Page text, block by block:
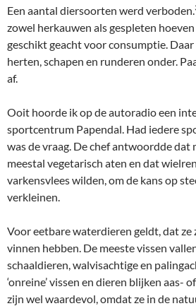
Een aantal diersoorten werd verboden.
zowel herkauwen als gespleten
geschikt geacht voor consumptie.
herten, schapen en runderen onder.
af.
Ooit hoorde ik op de autoradio een
sportcentrum Papendal. Had iedere
was de vraag. De chef antwoordde
meestal vegetarisch aten en dat
varkensvlees wilden, om de kans op
verkleinen.
Voor eetbare waterdieren geldt, dat ze
vinnen hebben. De meeste vissen
schaaldieren, walvisachtige en
‘onreine’ vissen en dieren blijken aas-
zijn wel waardevol, omdat ze in de